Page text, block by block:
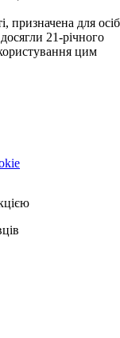
призначена для
21-річного
цим